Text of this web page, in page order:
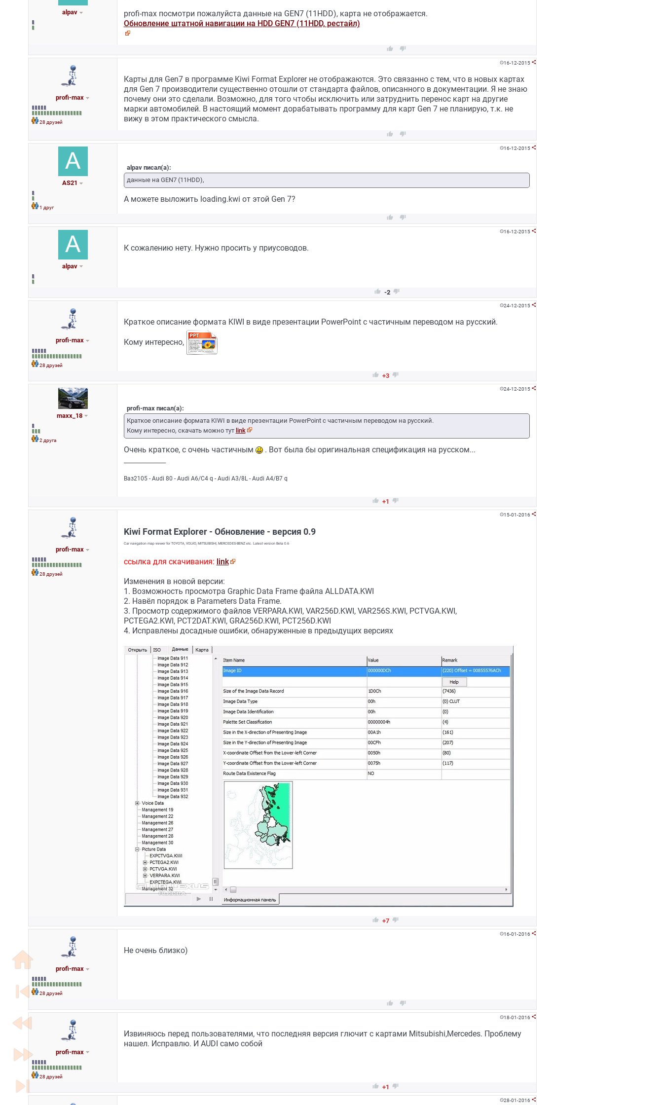
home
skip_previous
fast_rewind
fast_forward
skip_next
alpav
profi-max посмотри пожалуйста данные на GEN7 (11HDD), карта не отображается.
Обновление штатной навигации на HDD GEN7 (11HDD, рестайл)
 
profi-max
28 друзей
16-12-2015 
Карты для Gen7 в программе Kiwi Format Explorer не отображаются. Это связанно с тем, что в новых картах
для Gen 7 производители существенно отошли от стандарта файлов, описанного в документации. Я не знаю
почему они это сделали. Возможно, для того чтобы исключить или затруднить перенос карт на другие
марки автомобилей. В настоящий момент дорабатывать программу для карт Gen 7 не планирую, т.к. не
вижу в этом практического смысла.
 
AS21
1 друг
16-12-2015 
alpav писал(а):
данные на GEN7 (11HDD),
А можете выложить loading.kwi от этой Gen 7?
 
alpav
16-12-2015 
К сожалению нету. Нужно просить у приусоводов.
 -2 
profi-max
28 друзей
24-12-2015 
Краткое описание формата KIWI в виде презентации PowerPoint с частичным переводом на русский.
Кому интересно,
 +3 
maxx_18
2 друга
24-12-2015 
profi-max писал(а):
Краткое описание формата KIWI в виде презентации PowerPoint с частичным переводом на русский.
Кому интересно, скачать можно тут link
Очень краткое, с очень частичным . Вот была бы оригинальная спецификация на русском...
Ваз2105 - Audi 80 - Audi A6/C4 q - Audi A3/8L - Audi A4/B7 q
 +1 
profi-max
28 друзей
15-01-2016 
Kiwi Format Explorer - Обновление - версия 0.9
Car navigation map viewer for TOYOTA, VOLVO, MITSUBISHI, MERCEDES-BENZ etc. Latest version Beta 0.6
ссылка для скачивания: link
Изменения в новой версии:
1. Возможность просмотра Graphic Data Frame файла ALLDATA.KWI
2. Навёл порядок в Parameters Data Frame.
3. Просмотр содержимого файлов VERPARA.KWI, VAR256D.KWI, VAR256S.KWI, PCTVGA.KWI,
PCTEGA2.KWI, PCT2DAT.KWI, GRA256D.KWI, PCT256D.KWI
4. Исправлены досадные ошибки, обнаруженные в предыдущих версиях
 +7 
profi-max
28 друзей
16-01-2016 
Не очень близко)
 
profi-max
28 друзей
18-01-2016 
Извиняюсь перед пользователями, что последняя версия глючит с картами Mitsubishi,Mercedes. Проблему
нашел. Исправлю. И AUDI само собой
 +1 
28-01-2016 